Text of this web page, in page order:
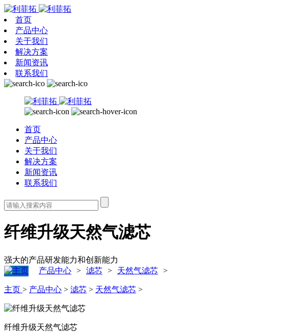
首页
产品中心
关于我们
解决方案
新闻资讯
联系我们
首页
产品中心
关于我们
解决方案
新闻资讯
联系我们
纤维升级天然气滤芯
强大的产品研发能力和创新能力
产品中心 > 滤芯 > 天然气滤芯 >
主页 > 产品中心 > 滤芯 > 天然气滤芯 >
纤维升级天然气滤芯